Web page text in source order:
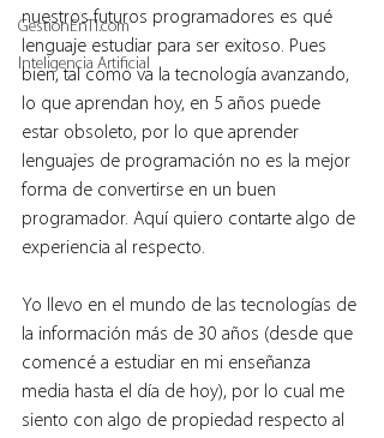
GestionEnTI.com
Inteligencia Artificial
nuestros futuros programadores es qué
lenguaje estudiar para ser exitoso. Pues
bien, tal como va la tecnología avanzando,
lo que aprendan hoy, en 5 años puede
estar obsoleto, por lo que aprender
lenguajes de programación no es la mejor
forma de convertirse en un buen
programador. Aquí quiero contarte algo de
experiencia al respecto.
Yo llevo en el mundo de las tecnologías de
la información más de 30 años (desde que
comencé a estudiar en mi enseñanza
media hasta el día de hoy), por lo cual me
siento con algo de propiedad respecto al